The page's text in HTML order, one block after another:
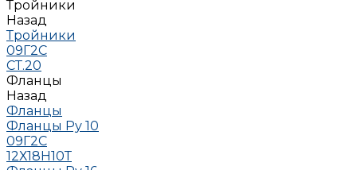
Тройники
Назад
Тройники
09Г2С
СТ.20
Фланцы
Назад
Фланцы
Фланцы Ру 10
09Г2С
12Х18Н10Т